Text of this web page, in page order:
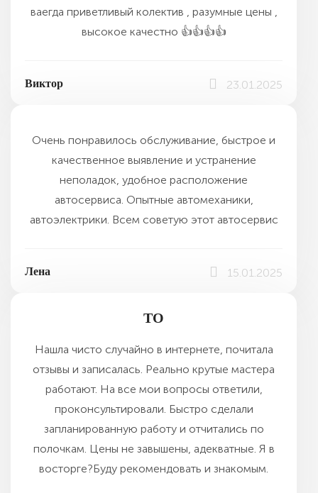
ваегда приветливый колектив , разумные цены ,
высокое качестно 👍👍👍👍
Виктор 23.01.2025
Очень понравилось обслуживание, быстрое и
качественное выявление и устранение
неполадок, удобное расположение
автосервиса. Опытные автомеханики,
автоэлектрики. Всем советую этот автосервис
Лена 15.01.2025
ТО
Нашла чисто случайно в интернете, почитала
отзывы и записалась. Реально крутые мастера
работают. На все мои вопросы ответили,
проконсультировали. Быстро сделали
запланированную работу и отчитались по
полочкам. Цены не завышены, адекватные. Я в
восторге?Буду рекомендовать и знакомым.